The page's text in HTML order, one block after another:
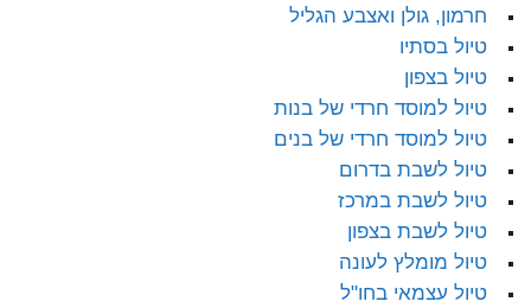
חרמון, גולן ואצבע הגליל
טיול בסתיו
טיול בצפון
טיול למוסד חרדי של בנות
טיול למוסד חרדי של בנים
טיול לשבת בדרום
טיול לשבת במרכז
טיול לשבת בצפון
טיול מומלץ לעונה
טיול עצמאי בחו"ל